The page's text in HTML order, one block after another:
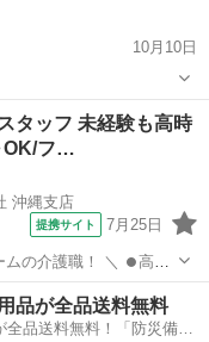
10月10日
ブレター
タッフ 未経験も高時
OK/フ…
沖縄支店
提携サイト 7月25日
ど福利厚生充実！ ⏺️大手なので安定性抜群！ ...品が全品送料無料
品送料無料！「防災備蓄